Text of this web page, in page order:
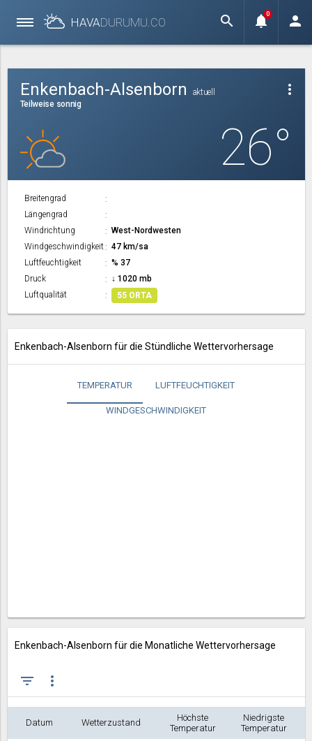
HAVADURUMU.CO search notifications
0 person
more_vert
Enkenbach-Alsenborn
aktuell
Teilweise sonnig
26°
Breitengrad
Längengrad
Windrichtung
West-Nordwesten
Windgeschwindigkeit
47 km/sa
Luftfeuchtigkeit
% 37
Druck
↓ 1020 mb
Luftqualität
55 ORTA
Enkenbach-Alsenborn für die Stündliche Wettervorhersage
TEMPERATUR LUFTFEUCHTIGKEIT
WINDGESCHWINDIGKEIT
Enkenbach-Alsenborn für die Monatliche Wettervorhersage
filter_list more_vert
Datum Wetterzustand
Höchste
Temperatur
Niedrigste
Temperatur